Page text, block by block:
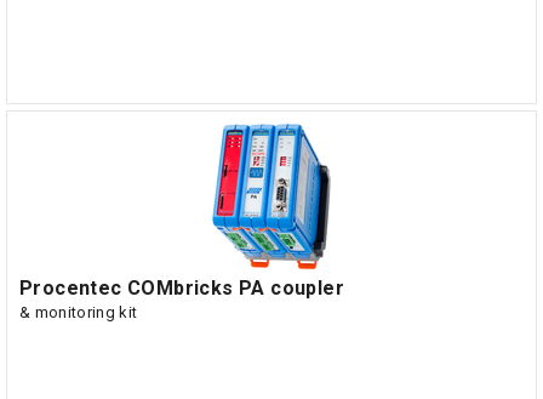
Procentec COMbricks PA coupler
& monitoring kit